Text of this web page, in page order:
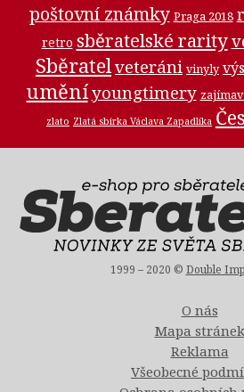
poštovní známky Praga 2018
retro sběratelské rarity
Sběratelveteráni vinyly
uměníyoungtimery
zlato Zlatá sbírka Václava Zapadlíka
1999 – 2020 © Double
O nás
Mapa stránek
Reklama
Všeobecné